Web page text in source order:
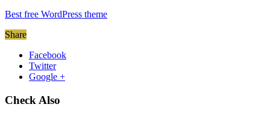
Best free WordPress theme
Share
Facebook
Twitter
Google +
Check Also